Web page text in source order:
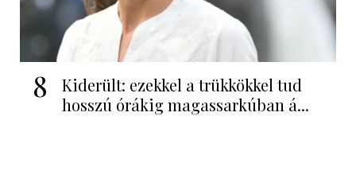
8
Kiderült: ezekkel a trükkökkel tud
hosszú órákig magassarkúban á...